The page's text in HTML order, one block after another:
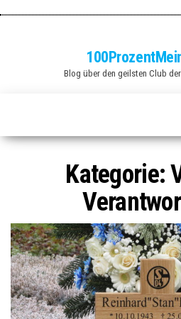
Blog über den geilsten Club
Kategorie: